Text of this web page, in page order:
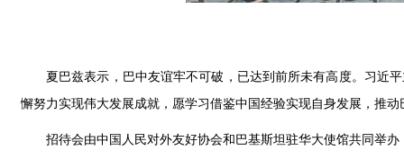
夏巴兹表示，巴中友谊牢不可破，已达到前所未有高度。习近
懈努力实现伟大发展成就，愿学习借鉴中国经验实现自身发展，推
招待会由中国人民对外友好协会和巴基斯坦驻华大使馆共同举